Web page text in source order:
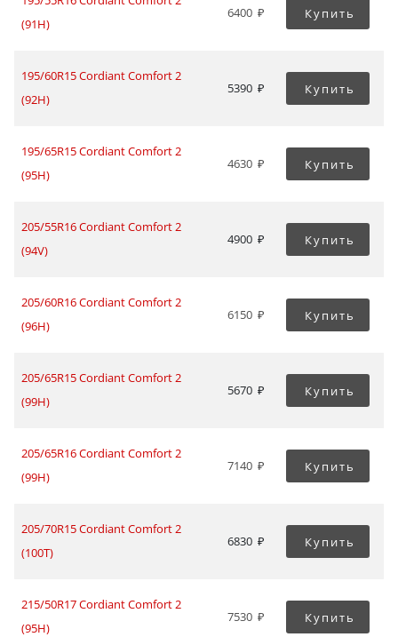
(91H)
6400 Купить
195/60R15 Cordiant Comfort 2
(92H)
5390 Купить
195/65R15 Cordiant Comfort 2
(95H)
4630 Купить
205/55R16 Cordiant Comfort 2
(94V)
4900 Купить
205/60R16 Cordiant Comfort 2
(96H)
6150 Купить
205/65R15 Cordiant Comfort 2
(99H)
5670 Купить
205/65R16 Cordiant Comfort 2
(99H)
7140 Купить
205/70R15 Cordiant Comfort 2
(100T)
6830 Купить
215/50R17 Cordiant Comfort 2
(95H)
7530 Купить